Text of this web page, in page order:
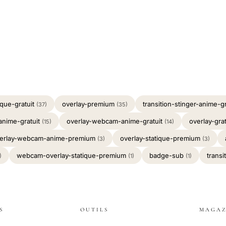
gratuit (37) overlay-premium (35) transition-stinger-anime-
gratuit (15) overlay-webcam-anime-gratuit (14) overlay-
webcam-anime-premium (3) overlay-statique-premium (3)
webcam-overlay-statique-premium (1) badge-sub (1)
OUTILS